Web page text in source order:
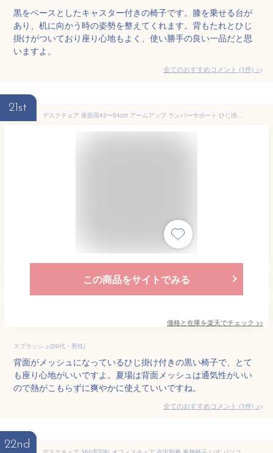
黒をベースとしたキャスター付きの椅子です。膝を乗せる台が
あり、机に向かう時の姿勢を整えてくれます。背もたれとひじ
掛けがついており座り心地もよく、使い勝手の良い一品だと思
いますよ。
全てのおすすめコメント (1件) >
21st
デスクチェア 座面高43〜54cm アームアップ ランバーサポート ひじ掛け オフィスチェア メッシュ 高さ調整 （ 送料無料 チェア パソコンチェア 学習椅子 メッシュチェア 学習チェア PCチェア 肘付き ワークチェア イス ブラック ）【39ショップ】
この商品をサイトでみる
価格と在庫を楽天でチェック >>
スプラッシュ(20代・男性)
背面がメッシュになっているひじ掛け付きの黒い椅子で、とて
も座り心地がいいですよ。夏場は背面メッシュは通気性がいい
ので熱がこもらずに爽やかに使えていいですね。
全てのおすすめコメント (1件) >
22nd